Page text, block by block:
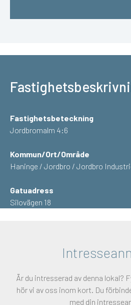
Fastighetsbeteckning
Jordbromalm 4:6
Kommun/Ort/Område
Haninge / Jordbro / Jordbro
Gatuadress
Silovägen 18
Är du intresserad av denna lokal?
hör vi av oss inom kort. Du
med din